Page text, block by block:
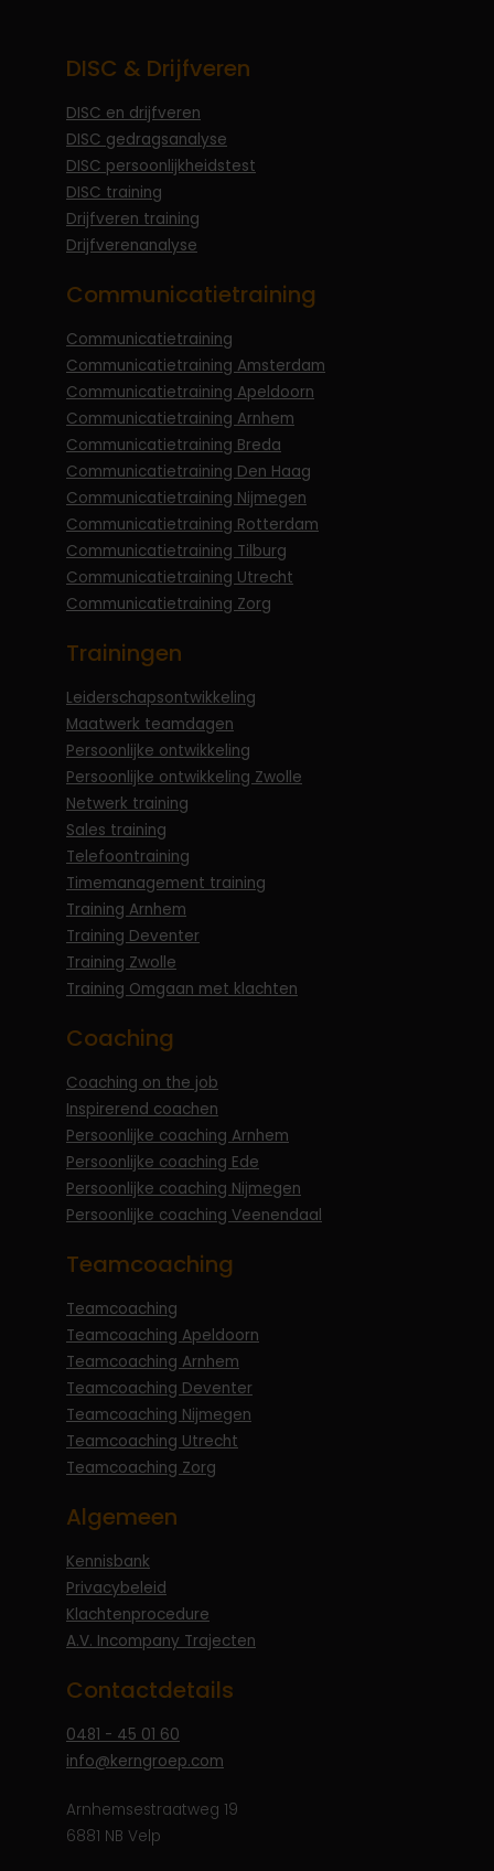
DISC & Drijfveren
DISC en drijfveren
DISC gedragsanalyse
DISC persoonlijkheidstest
DISC training
Drijfveren training
Drijfverenanalyse
Communicatietraining
Communicatietraining
Communicatietraining Amsterdam
Communicatietraining Apeldoorn
Communicatietraining Arnhem
Communicatietraining Breda
Communicatietraining Den Haag
Communicatietraining Nijmegen
Communicatietraining Rotterdam
Communicatietraining Tilburg
Communicatietraining Utrecht
Communicatietraining Zorg
Trainingen
Leiderschapsontwikkeling
Maatwerk teamdagen
Persoonlijke ontwikkeling
Persoonlijke ontwikkeling Zwolle
Netwerk training
Sales training
Telefoontraining
Timemanagement training
Training Arnhem
Training Deventer
Training Zwolle
Training Omgaan met klachten
Coaching
Coaching on the job
Inspirerend coachen
Persoonlijke coaching Arnhem
Persoonlijke coaching Ede
Persoonlijke coaching Nijmegen
Persoonlijke coaching Veenendaal
Teamcoaching
Teamcoaching
Teamcoaching Apeldoorn
Teamcoaching Arnhem
Teamcoaching Deventer
Teamcoaching Nijmegen
Teamcoaching Utrecht
Teamcoaching Zorg
Algemeen
Kennisbank
Privacybeleid
Klachtenprocedure
A.V. Incompany Trajecten
Contactdetails
0481 - 45 01 60
info@kerngroep.com
Arnhemsestraatweg 19
6881 NB Velp